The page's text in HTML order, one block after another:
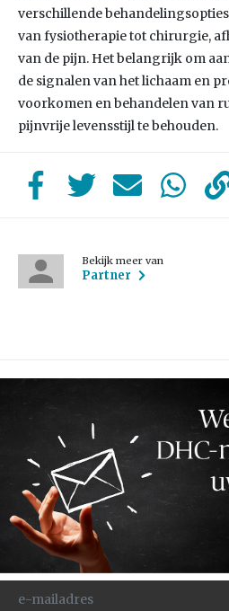
verschillende
van fysiotherapie tot chirurgie,
van de pijn. Het belangrijk om
de signalen van het lichaam en
voorkomen en behandelen van
pijnvrije levensstijl te behouden.
Bekijk meer van
Partner